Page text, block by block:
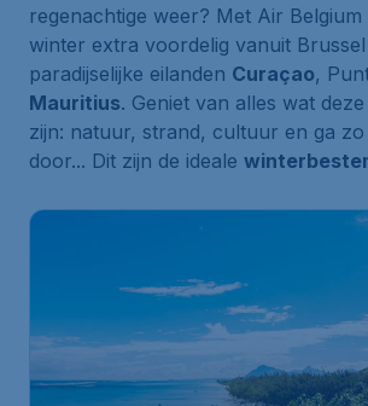
regenachtige weer? Met Air Belgium
winter extra voordelig vanuit
paradijselijke eilanden Curaçao,
Mauritius. Geniet van alles wat
zijn: natuur, strand, cultuur en ga
door... Dit zijn de ideale